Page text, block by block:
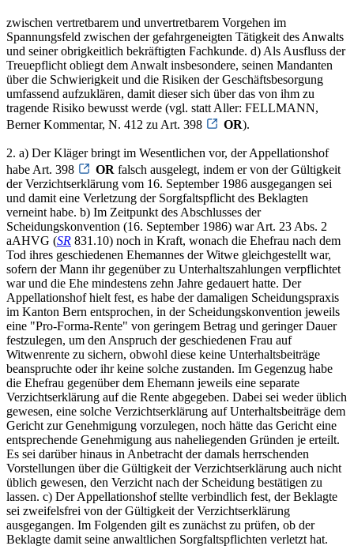
zwischen vertretbarem und unvertretbarem Vorgehen im
Spannungsfeld zwischen der gefahrgeneigten Tätigkeit des Anwalts
und seiner obrigkeitlich bekräftigten Fachkunde. d) Als Ausfluss der
Treuepflicht obliegt dem Anwalt insbesondere, seinen Mandanten
über die Schwierigkeit und die Risiken der Geschäftsbesorgung
umfassend aufzuklären, damit dieser sich über das von ihm zu
tragende Risiko bewusst werde (vgl. statt Aller: FELLMANN,
Berner Kommentar, N. 412 zu Art. 398
OR).
2. a) Der Kläger bringt im Wesentlichen vor, der Appellationshof
habe Art. 398
OR falsch ausgelegt, indem er von der Gültigkeit
der Verzichtserklärung vom 16. September 1986 ausgegangen sei
und damit eine Verletzung der Sorgfaltspflicht des Beklagten
verneint habe. b) Im Zeitpunkt des Abschlusses der
Scheidungskonvention (16. September 1986) war Art. 23 Abs. 2
aAHVG (SR 831.10) noch in Kraft, wonach die Ehefrau nach dem
Tod ihres geschiedenen Ehemannes der Witwe gleichgestellt war,
sofern der Mann ihr gegenüber zu Unterhaltszahlungen verpflichtet
war und die Ehe mindestens zehn Jahre gedauert hatte. Der
Appellationshof hielt fest, es habe der damaligen Scheidungspraxis
im Kanton Bern entsprochen, in der Scheidungskonvention jeweils
eine "Pro-Forma-Rente" von geringem Betrag und geringer Dauer
festzulegen, um den Anspruch der geschiedenen Frau auf
Witwenrente zu sichern, obwohl diese keine Unterhaltsbeiträge
beanspruchte oder ihr keine solche zustanden. Im Gegenzug habe
die Ehefrau gegenüber dem Ehemann jeweils eine separate
Verzichtserklärung auf die Rente abgegeben. Dabei sei weder üblich
gewesen, eine solche Verzichtserklärung auf Unterhaltsbeiträge dem
Gericht zur Genehmigung vorzulegen, noch hätte das Gericht eine
entsprechende Genehmigung aus naheliegenden Gründen je erteilt.
Es sei darüber hinaus in Anbetracht der damals herrschenden
Vorstellungen über die Gültigkeit der Verzichtserklärung auch nicht
üblich gewesen, den Verzicht nach der Scheidung bestätigen zu
lassen. c) Der Appellationshof stellte verbindlich fest, der Beklagte
sei zweifelsfrei von der Gültigkeit der Verzichtserklärung
ausgegangen. Im Folgenden gilt es zunächst zu prüfen, ob der
Beklagte damit seine anwaltlichen Sorgfaltspflichten verletzt hat.